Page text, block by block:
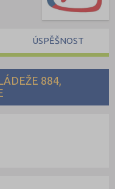
884,
ÚSPĚŠNOST